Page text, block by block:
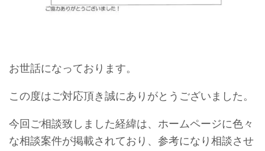
お世話になっております。
この度はご対応頂き誠にありがとうございました。
今回ご相談致しました経緯は、ホームページに色々
な相談案件が掲載されており、参考になり相談させ